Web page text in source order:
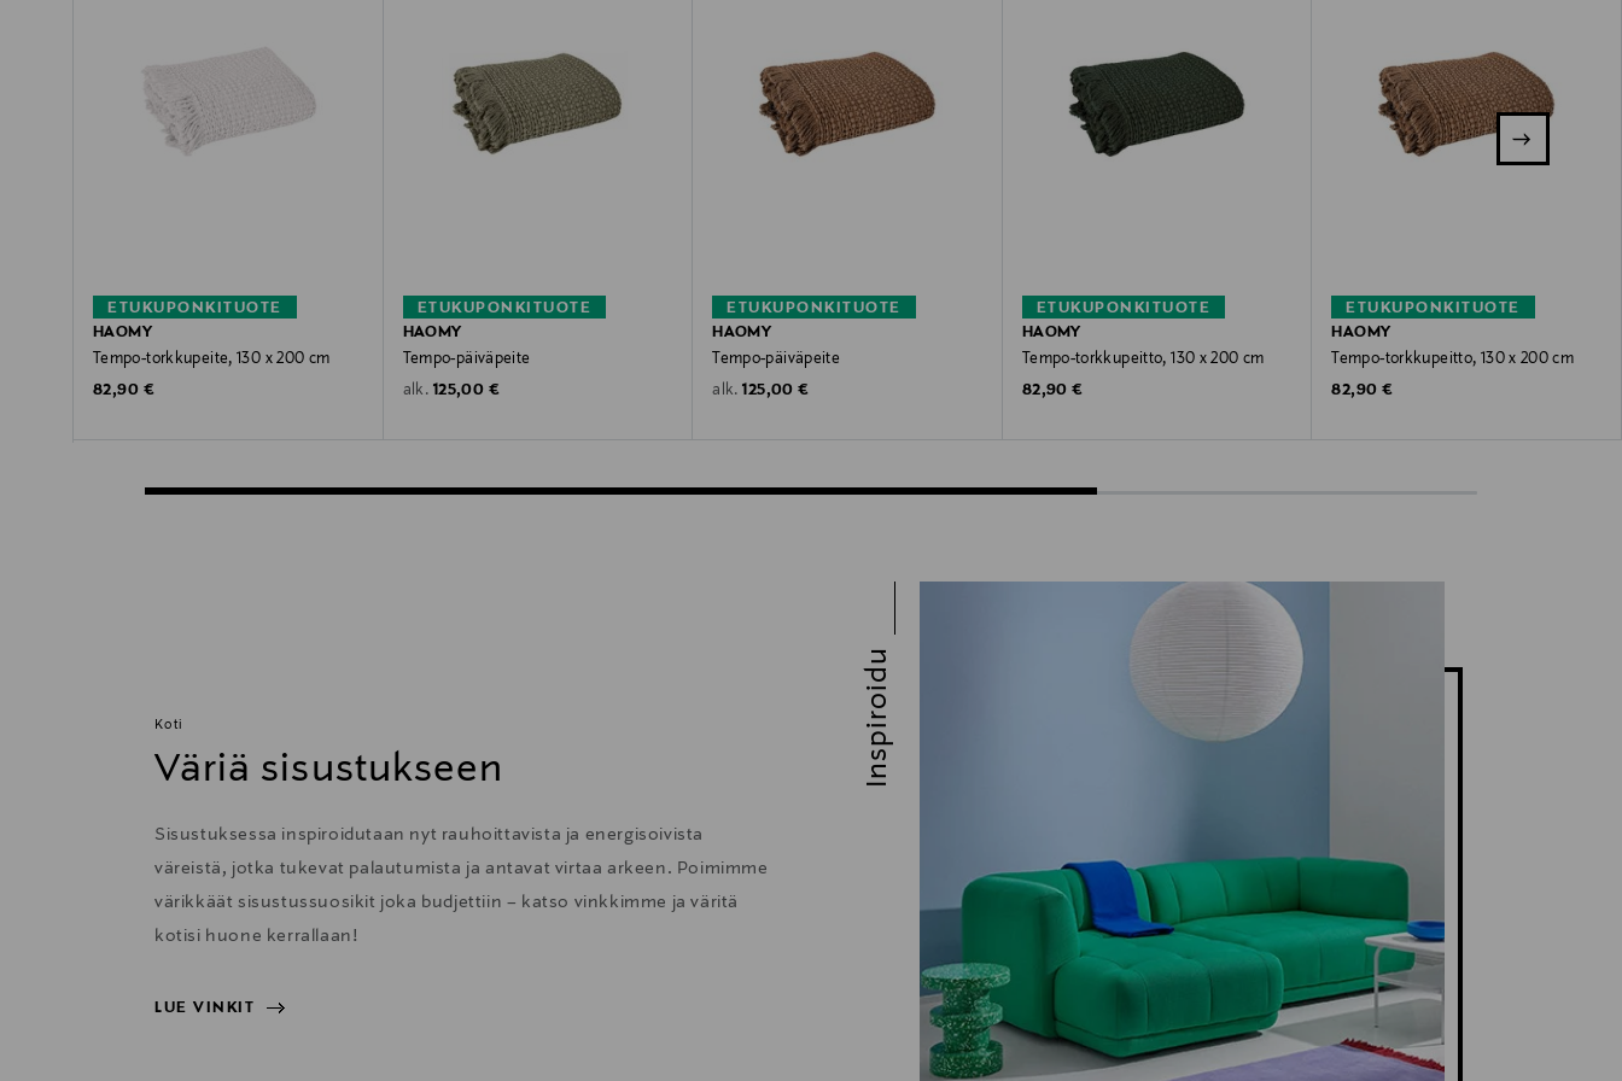
ETUKUPONKITUOTE
HAOMY
Tempo-torkkupeite, 130 x 200 cm
Original Price
82,90 €
ETUKUPONKITUOTE
HAOMY
Tempo-päiväpeite
alk. Original Price
125,00 €
ETUKUPONKITUOTE
HAOMY
Tempo-päiväpeite
alk. Original Price
125,00 €
ETUKUPONKITUOTE
HAOMY
Tempo-torkkupeitto, 130 x 200 cm
Original Price
82,90 €
ETUKUPONKITUOTE
HAOMY
Tempo-torkkupeitto, 130 x 200 cm
Original Price
82,90 €
Koti
Väriä sisustukseen
Sisustuksessa inspiroidutaan nyt rauhoittavista ja energisoivista
väreistä, jotka tukevat palautumista ja antavat virtaa arkeen. Poimimme
värikkäät sisustussuosikit joka budjettiin – katso vinkkimme ja väritä
kotisi huone kerrallaan!
LUE VINKIT
Inspiroidu